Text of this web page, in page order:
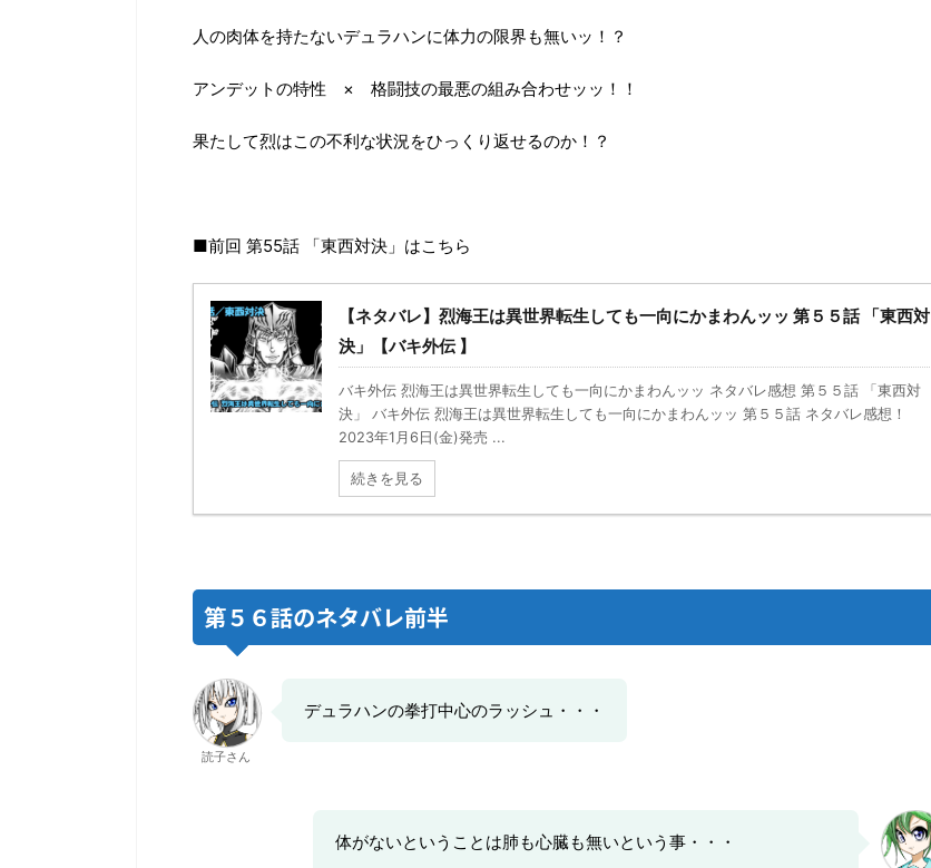
人の肉体を持たないデュラハンに体力の限界も無いッ！？
アンデットの特性 × 格闘技の最悪の組み合わせッッ！！
果たして烈はこの不利な状況をひっくり返せるのか！？
■前回 第55話 「東西対決」はこちら
【ネタバレ】烈海王は異世界転生しても一向にかまわんッッ 第５５話 「東西対
決」【バキ外伝 】
バキ外伝 烈海王は異世界転生しても一向にかまわんッッ ネタバレ感想 第５５話 「東西対
決」 バキ外伝 烈海王は異世界転生しても一向にかまわんッッ 第５５話 ネタバレ感想！
2023年1月6日(金)発売 ...
続きを見る
第５６話のネタバレ前半
読子さん
デュラハンの拳打中心のラッシュ・・・
体がないということは肺も心臓も無いという事・・・